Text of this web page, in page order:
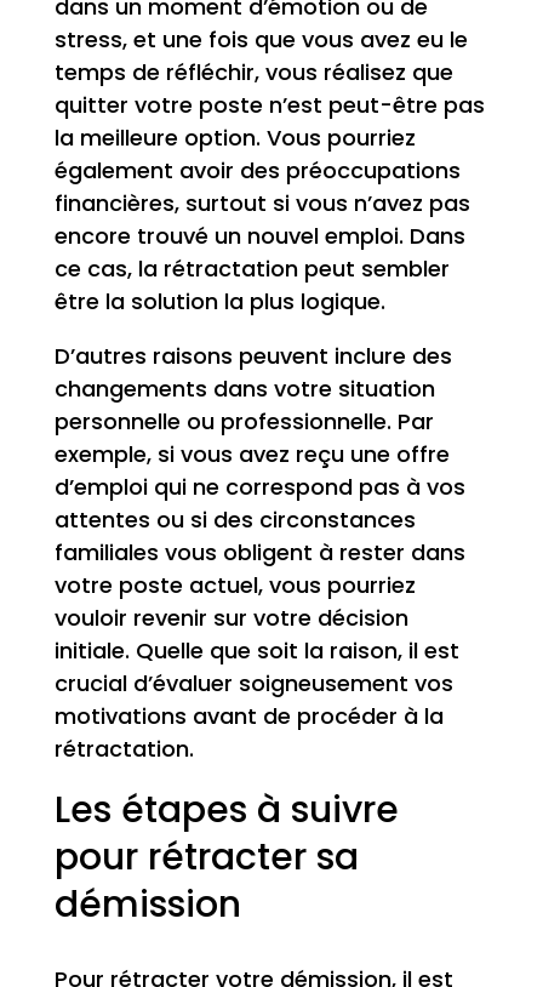
dans un moment d’émotion ou de
stress, et une fois que vous avez eu le
temps de réfléchir, vous réalisez que
quitter votre poste n’est peut-être pas
la meilleure option. Vous pourriez
également avoir des préoccupations
financières, surtout si vous n’avez pas
encore trouvé un nouvel emploi. Dans
ce cas, la rétractation peut sembler
être la solution la plus logique.
D’autres raisons peuvent inclure des
changements dans votre situation
personnelle ou professionnelle. Par
exemple, si vous avez reçu une offre
d’emploi qui ne correspond pas à vos
attentes ou si des circonstances
familiales vous obligent à rester dans
votre poste actuel, vous pourriez
vouloir revenir sur votre décision
initiale. Quelle que soit la raison, il est
crucial d’évaluer soigneusement vos
motivations avant de procéder à la
rétractation.
Les étapes à suivre
pour rétracter sa
démission
Pour rétracter votre démission, il est